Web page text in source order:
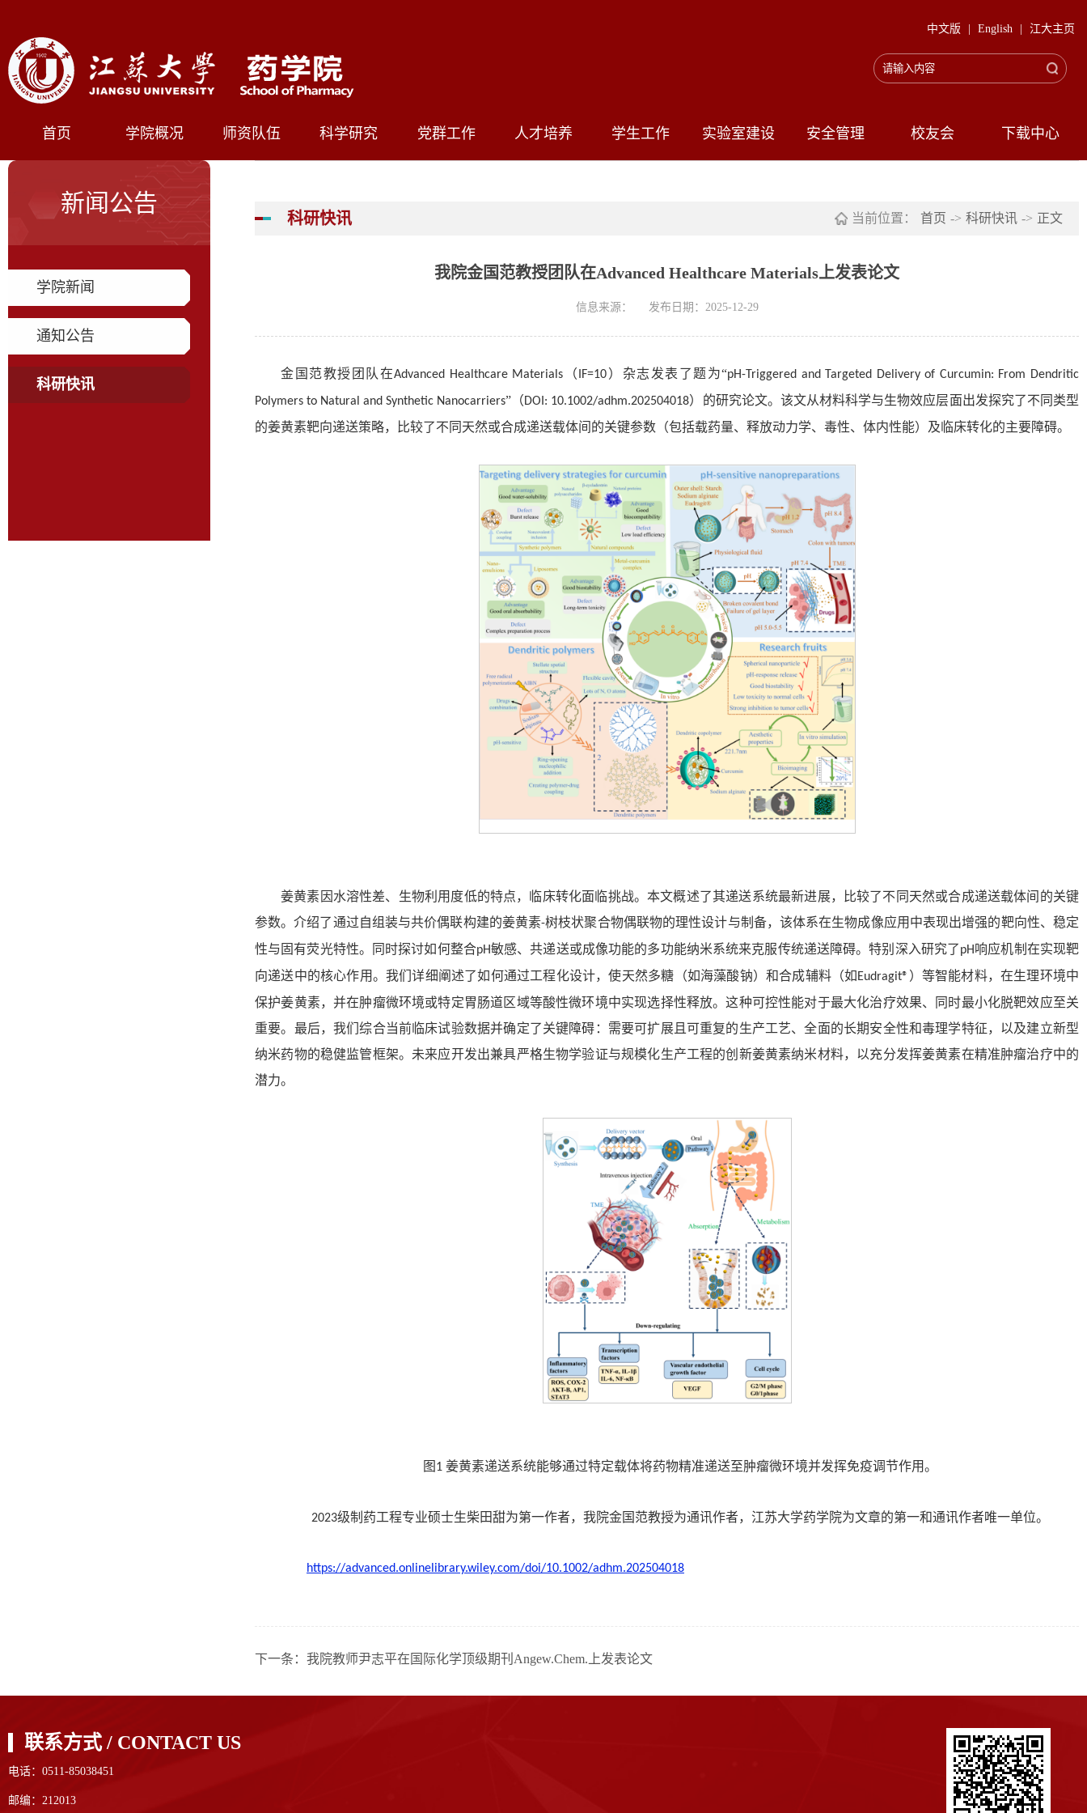
中文版 English 江大主页
首页 学院概况 师资队伍 科学研究 党群工作 人才培养 学生工作 实验室建设 安全管理 校友会 下载中心
新闻公告
学院新闻
通知公告
科研快讯
科研快讯 当前位置： 首页 -> 科研快讯 -> 正文
我院金国范教授团队在Advanced Healthcare Materials上发表论文
信息来源： 发布日期：2025-12-29
金国范教授团队在Advanced Healthcare Materials （ IF=10）杂志发表了题为“pH-Triggered and Targeted Delivery of Curcumin: From Dendritic
Polymers to Natural and Synthetic Nanocarriers”（DOI: 10.1002/adhm.202504018）的研究论文。该文从材料科学与生物效应层面出发探究了不同类型
的姜黄素靶向递送策略，比较了不同天然或合成递送载体间的关键参数（包括载药量、释放动力学、毒性、体内性能）及临床转化的主要障碍。
姜黄素因水溶性差、生物利用度低的特点，临床转化面临挑战。本文概述了其递送系统最新进展，比较了不同天然或合成递送载体间的关键
参数。介绍了通过自组装与共价偶联构建的姜黄素-树枝状聚合物偶联物的理性设计与制备，该体系在生物成像应用中表现出增强的靶向性、稳定
性与固有荧光特性。同时探讨如何整合pH敏感、共递送或成像功能的多功能纳米系统来克服传统递送障碍。特别深入研究了pH响应机制在实现靶
向递送中的核心作用。我们详细阐述了如何通过工程化设计，使天然多糖（如海藻酸钠）和合成辅料（如Eudragit® ）等智能材料，在生理环境中
保护姜黄素，并在肿瘤微环境或特定胃肠道区域等酸性微环境中实现选择性释放。这种可控性能对于最大化治疗效果、同时最小化脱靶效应至关
重要。最后，我们综合当前临床试验数据并确定了关键障碍：需要可扩展且可重复的生产工艺、全面的长期安全性和毒理学特征，以及建立新型
纳米药物的稳健监管框架。未来应开发出兼具严格生物学验证与规模化生产工程的创新姜黄素纳米材料，以充分发挥姜黄素在精准肿瘤治疗中的
潜力。
图 1 姜黄素递送系统能够通过特定载体将药物精准递送至肿瘤微环境并发挥免疫调节作用。
2023级制药工程专业硕士生柴田甜为第一作者，我院金国范教授为通讯作者，江苏大学药学院为文章的第一和通讯作者唯一单位。
https://advanced.onlinelibrary.wiley.com/doi/10.1002/adhm.202504018
下一条： 我院教师尹志平在国际化学顶级期刊Angew.Chem.上发表论文
联系方式 / CONTACT US
电话：0511-85038451
邮编：212013